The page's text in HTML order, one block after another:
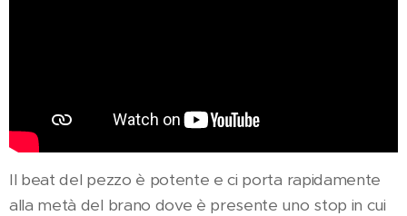
Il beat del pezzo è potente e ci porta rapidamente
alla metà del brano dove è presente uno stop in cui